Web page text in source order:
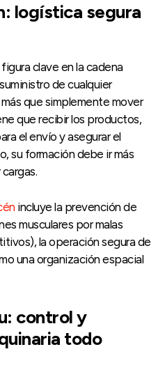
logística segura
clave en la cadena
de cualquier
que simplemente mover
que recibir los productos,
el envío y asegurar el
su formación debe ir más
incluye la prevención de
musculares por malas
la operación segura de
una organización espacial
control y
todo